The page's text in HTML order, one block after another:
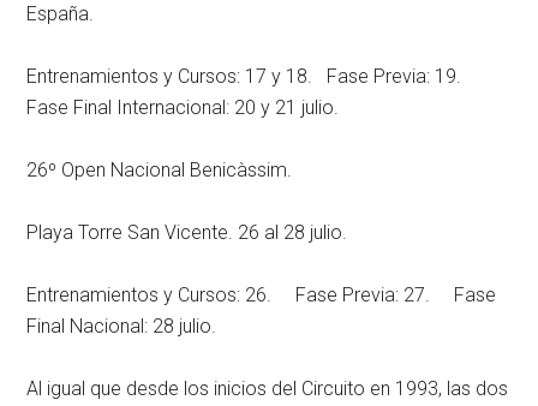
España.
Entrenamientos y Cursos: 17 y 18. Fase Previa: 19.
Fase Final Internacional: 20 y 21 julio.
26º Open Nacional Benicàssim.
Playa Torre San Vicente. 26 al 28 julio.
Entrenamientos y Cursos: 26. Fase Previa: 27. Fase
Final Nacional: 28 julio.
Al igual que desde los inicios del Circuito en 1993, las dos